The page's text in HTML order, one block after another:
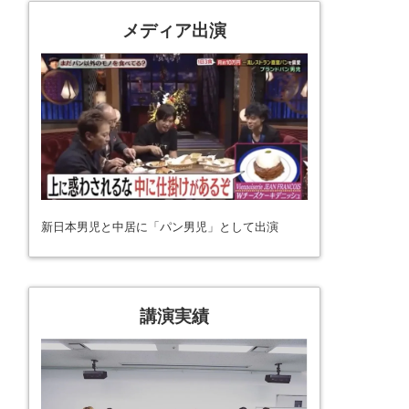
メディア出演
新日本男児と中居に「パン男児」として出演
講演実績